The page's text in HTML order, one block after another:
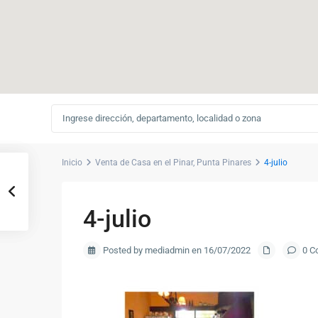
Inicio Venta de Casa en el Pinar, Punta Pinares 4-julio
4-julio
Posted by mediadmin en 16/07/2022 0